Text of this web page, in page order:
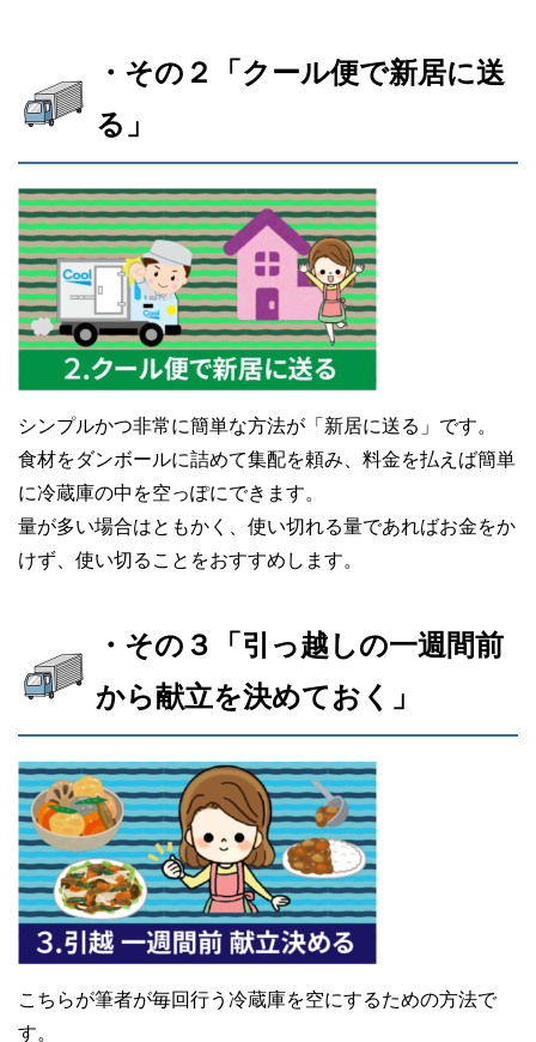
・その２「クール便で新居に送
る」
シンプルかつ非常に簡単な方法が「新居に送る」です。
食材をダンボールに詰めて集配を頼み、料金を払えば簡単
に冷蔵庫の中を空っぽにできます。
量が多い場合はともかく、使い切れる量であればお金をか
けず、使い切ることをおすすめします。
・その３「引っ越しの一週間前
から献立を決めておく」
こちらが筆者が毎回行う冷蔵庫を空にするための方法で
す。